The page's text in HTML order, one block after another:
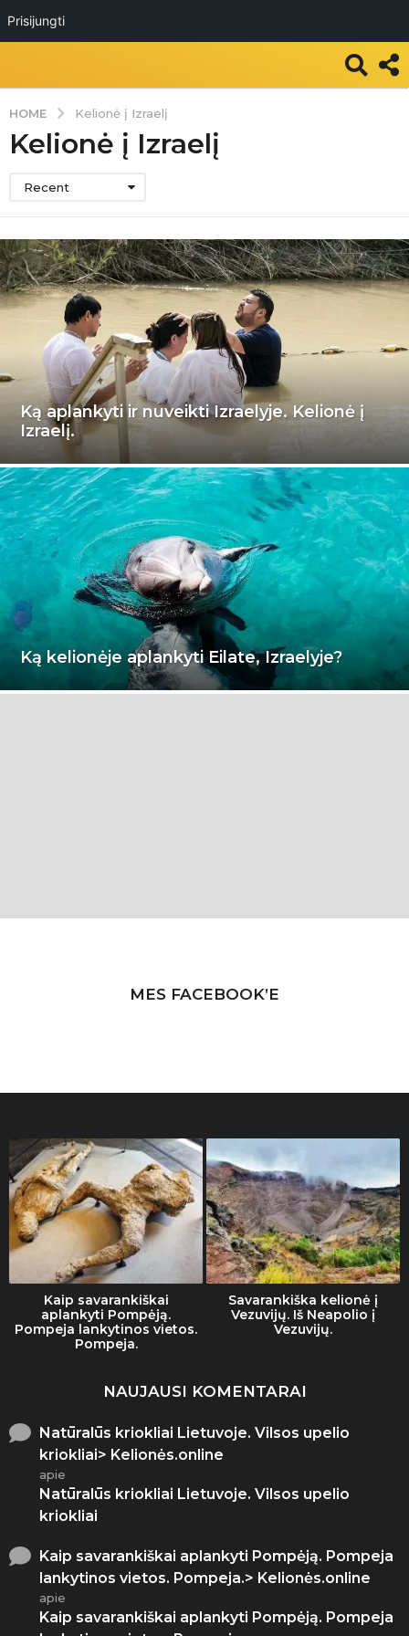
Prisijungti
HOME Kelionė į Izraelį
Kelionė į Izraelį
Recent
Ką aplankyti ir nuveikti Izraelyje. Kelionė į
Izraelį.
Ką kelionėje aplankyti Eilate, Izraelyje?
MES FACEBOOK’E
Kaip savarankiškai
aplankyti Pompėją.
Pompeja lankytinos vietos.
Pompeja.
Savarankiška kelionė į
Vezuvijų. Iš Neapolio į
Vezuvijų.
NAUJAUSI KOMENTARAI
Natūralūs kriokliai Lietuvoje. Vilsos upelio
kriokliai> Kelionės.online
apie
Natūralūs kriokliai Lietuvoje. Vilsos upelio
kriokliai
Kaip savarankiškai aplankyti Pompėją. Pompeja
lankytinos vietos. Pompeja.> Kelionės.online
apie
Kaip savarankiškai aplankyti Pompėją. Pompeja